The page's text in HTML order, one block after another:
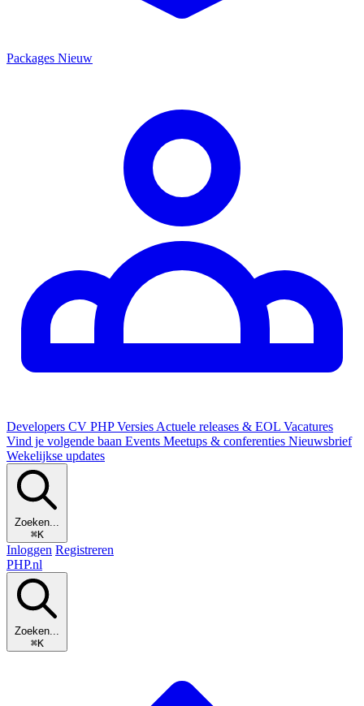
Packages Nieuw
Developers CV PHP Versies Actuele releases & EOL Vacatures
Vind je volgende baan Events Meetups & conferenties Nieuwsbrief
Wekelijkse updates
Zoeken...
⌘K
Inloggen Registreren
PHP.nl
Zoeken...
⌘K